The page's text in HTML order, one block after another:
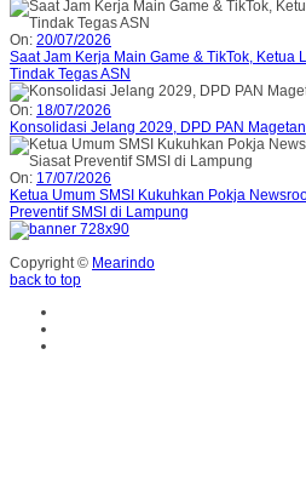
On: 20/07/2026
Saat Jam Kerja Main Game & TikTok, Ketua
Tindak Tegas ASN
On: 18/07/2026
Konsolidasi Jelang 2029, DPD PAN
On: 17/07/2026
Ketua Umum SMSI Kukuhkan Pokja
Preventif SMSI di Lampung
Copyright © Mearindo
back to top